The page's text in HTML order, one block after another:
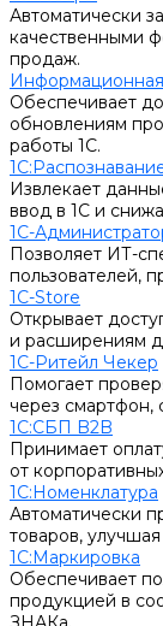
Автоматически
качественными
продаж.
Обеспечивает
обновлениям
работы 1С.
Извлекает
ввод в 1С и
1С-
Позволяет ИТ-
пользователей,
1С-Store
Открывает
и расширениям
1С-Ритейл Чекер
Помогает
через смартфон,
1С:СБП B2B
Принимает
от
1С:Номенклатура
Автоматически
товаров,
1С:Маркировка
Обеспечивает
продукцией в